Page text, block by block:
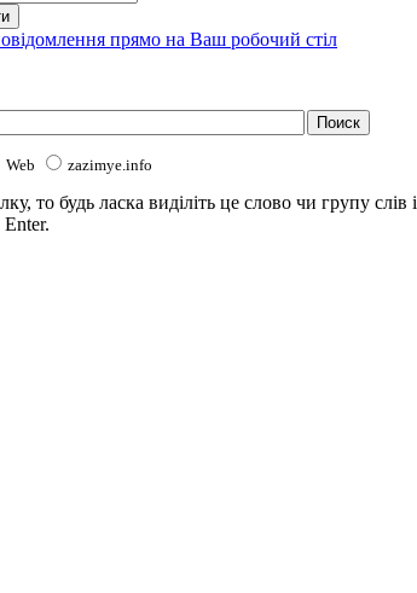
Web zazimye.info
то будь ласка виділіть це слово чи групу слів і
Enter.